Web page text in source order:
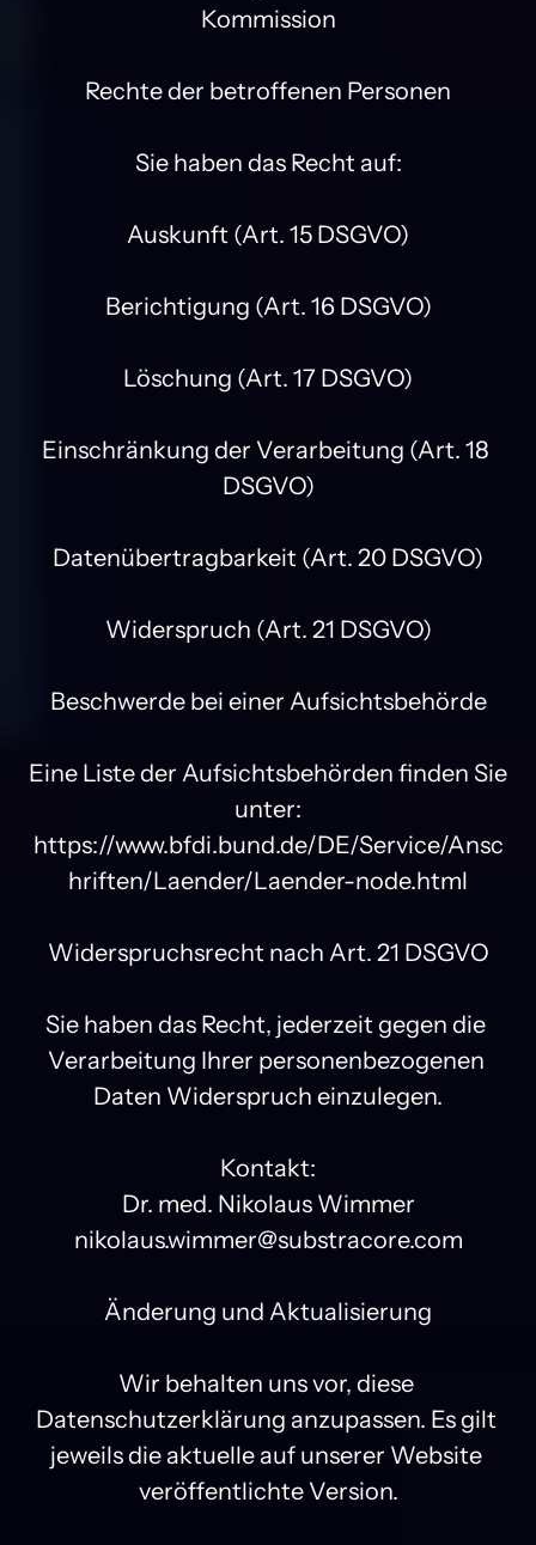
Kommission
Rechte der betroffenen Personen
Sie haben das Recht auf:
Auskunft (Art. 15 DSGVO)
Berichtigung (Art. 16 DSGVO)
Löschung (Art. 17 DSGVO)
Einschränkung der Verarbeitung (Art. 18
DSGVO)
Datenübertragbarkeit (Art. 20 DSGVO)
Widerspruch (Art. 21 DSGVO)
Beschwerde bei einer Aufsichtsbehörde
Eine Liste der Aufsichtsbehörden finden Sie
unter:
https://www.bfdi.bund.de/DE/Service/Ansc
hriften/Laender/Laender-node.html
Widerspruchsrecht nach Art. 21 DSGVO
Sie haben das Recht, jederzeit gegen die
Verarbeitung Ihrer personenbezogenen
Daten Widerspruch einzulegen.
Kontakt:
Dr. med. Nikolaus Wimmer
nikolaus.wimmer@substracore.com
Änderung und Aktualisierung
Wir behalten uns vor, diese
Datenschutzerklärung anzupassen. Es gilt
jeweils die aktuelle auf unserer Website
veröffentlichte Version.